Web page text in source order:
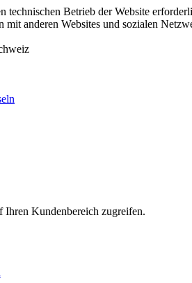
technischen Betrieb der Website
anderen Websites und sozialen
Ihren Kundenbereich zugreifen.